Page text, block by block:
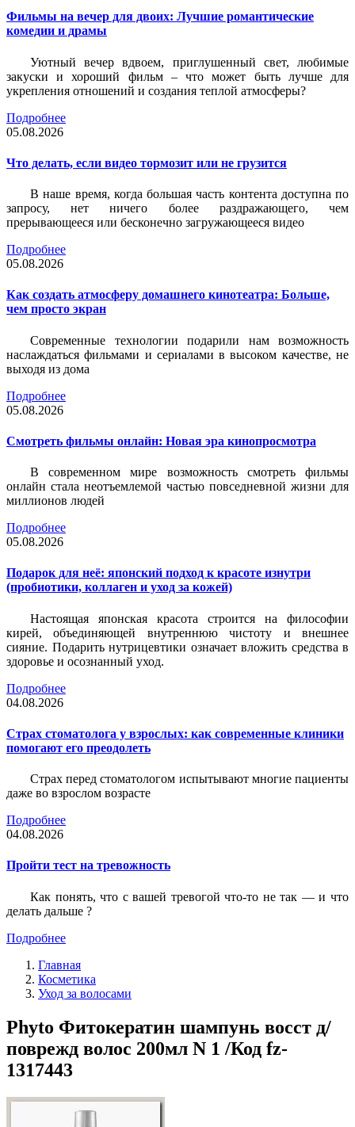
Фильмы на вечер для двоих: Лучшие романтические
комедии и драмы
Уютный вечер вдвоем, приглушенный свет, любимые
закуски и хороший фильм – что может быть лучше для
укрепления отношений и создания теплой атмосферы?
Подробнее
05.08.2026
Что делать, если видео тормозит или не грузится
В наше время, когда большая часть контента доступна по
запросу, нет ничего более раздражающего, чем
прерывающееся или бесконечно загружающееся видео
Подробнее
05.08.2026
Как создать атмосферу домашнего кинотеатра: Больше,
чем просто экран
Современные технологии подарили нам возможность
наслаждаться фильмами и сериалами в высоком качестве, не
выходя из дома
Подробнее
05.08.2026
Смотреть фильмы онлайн: Новая эра кинопросмотра
В современном мире возможность смотреть фильмы
онлайн стала неотъемлемой частью повседневной жизни для
миллионов людей
Подробнее
05.08.2026
Подарок для неё: японский подход к красоте изнутри
(пробиотики, коллаген и уход за кожей)
Настоящая японская красота строится на философии
кирей, объединяющей внутреннюю чистоту и внешнее
сияние. Подарить нутрицевтики означает вложить средства в
здоровье и осознанный уход.
Подробнее
04.08.2026
Страх стоматолога у взрослых: как современные клиники
помогают его преодолеть
Страх перед стоматологом испытывают многие пациенты
даже во взрослом возрасте
Подробнее
04.08.2026
Пройти тест на тревожность
Как понять, что с вашей тревогой что-то не так — и что
делать дальше ?
Подробнее
Главная
Косметика
Уход за волосами
Phyto Фитокератин шампунь восст д/
поврежд волос 200мл N 1 /Код fz-
1317443